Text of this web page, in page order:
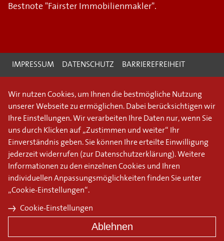
Bestnote "Fairster Immobilienmakler".
IMPRESSUM DATENSCHUTZ BARRIEREFREIHEIT
Wir nutzen Cookies, um Ihnen die bestmögliche Nutzung
unserer Webseite zu ermöglichen. Dabei berücksichtigen wir
Ihre Einstellungen. Wir verarbeiten Ihre Daten nur, wenn Sie
uns durch Klicken auf „Zustimmen und weiter“ Ihr
Einverständnis geben. Sie können Ihre erteilte Einwilligung
jederzeit widerrufen (zur Datenschutzerklärung). Weitere
Informationen zu den einzelnen Cookies und Ihren
individuellen Anpassungsmöglichkeiten finden Sie unter
„Cookie-Einstellungen“.
Cookie-Einstellungen
Ablehnen